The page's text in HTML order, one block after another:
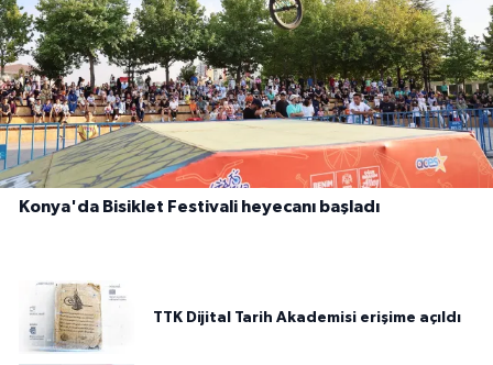
Konya'da Bisiklet Festivali heyecanı başladı
TTK Dijital Tarih Akademisi erişime açıldı